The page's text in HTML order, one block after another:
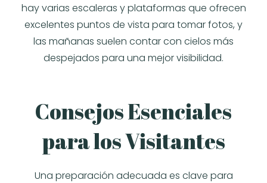
hay varias escaleras y plataformas que ofrecen
excelentes puntos de vista para tomar fotos, y
las mañanas suelen contar con cielos más
despejados para una mejor visibilidad.
Consejos Esenciales
para los Visitantes
Una preparación adecuada es clave para